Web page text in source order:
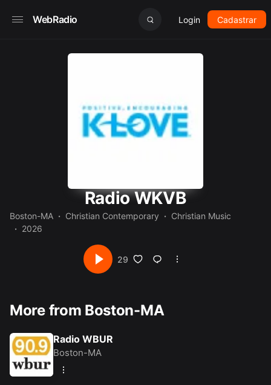
WebRadio Login Cadastrar
Radio WKVB
Boston-MA Christian Contemporary
Christian Music
2026
29
More from Boston-MA
Radio WBUR
Boston-MA